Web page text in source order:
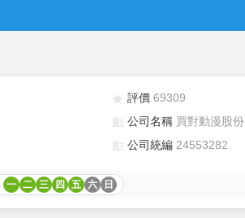
評價 69309
公司名稱 買對動漫股
公司統編 24553282
一 二 三 四 五 六 日